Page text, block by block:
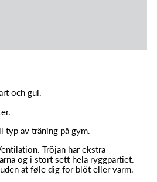
och gul.
typ av träning på gym.
Tröjan har ekstra
og i stort sett hela ryggpartiet.
at føle dig for blöt eller varm.